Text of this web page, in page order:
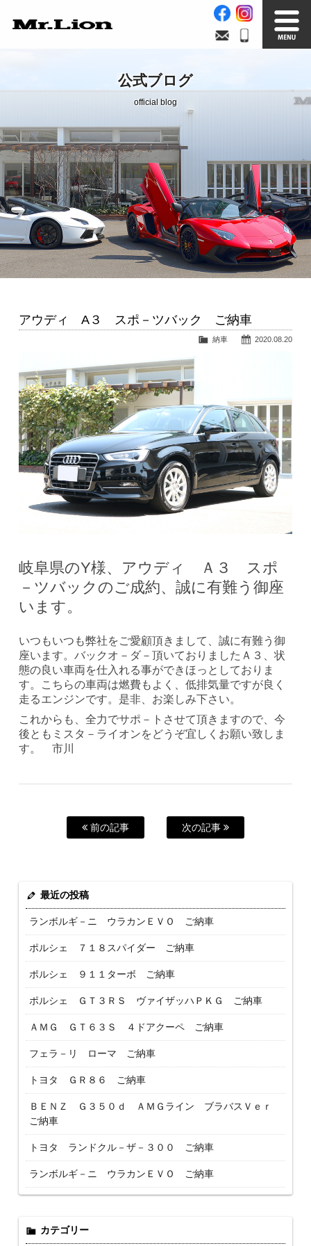
在庫車情報 買取無料査定
Factory
自社工場 サービス案内
Official Blog
公式ブログ
Company info.
会社案内
公式ブログ
official blog
アウディ A３ スポ－ツバック ご納車
2020.08.20
納車
岐阜県のY様、アウディ Ａ３ スポ
－ツバックのご成約、誠に有難う御座
います。
いつもいつも弊社をご愛顧頂きまして、誠に有難う御
座います。バックオ－ダ－頂いておりましたＡ３、状
態の良い車両を仕入れる事ができほっとしておりま
す。こちらの車両は燃費もよく、低排気量ですが良く
走るエンジンです。是非、お楽しみ下さい。
これからも、全力でサポ－トさせて頂きますので、今
後ともミスタ－ライオンをどうぞ宜しくお願い致しま
す。 市川
前の記事 次の記事
最近の投稿
ランボルギ－ニ ウラカンＥＶＯ ご納車
ポルシェ ７１８スパイダー ご納車
ポルシェ ９１１ターボ ご納車
ポルシェ ＧＴ３ＲＳ ヴァイザッハＰＫＧ ご納車
ＡＭＧ ＧＴ６３Ｓ ４ドアクーペ ご納車
フェラ－リ ローマ ご納車
トヨタ ＧＲ８６ ご納車
ＢＥＮＺ Ｇ３５０ｄ ＡＭＧライン ブラバスＶｅｒ
ご納車
トヨタ ランドクル－ザ－３００ ご納車
ランボルギ－ニ ウラカンＥＶＯ ご納車
カテゴリー